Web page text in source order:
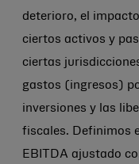
deterioro, el
ciertos activos y
ciertas
gastos (ingresos)
inversiones y las
fiscales. Definimos
EBITDA ajustado